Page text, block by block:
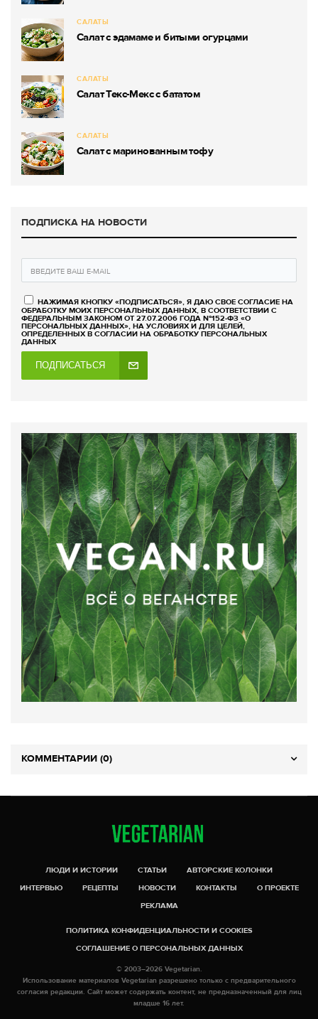
САЛАТЫ
Салат с эдамаме и битыми огурцами
САЛАТЫ
Салат Текс-Мекс с бататом
САЛАТЫ
Салат с маринованным тофу
ПОДПИСКА НА НОВОСТИ
НАЖИМАЯ КНОПКУ «ПОДПИСАТЬСЯ», Я ДАЮ СВОЕ СОГЛАСИЕ НА
ОБРАБОТКУ МОИХ ПЕРСОНАЛЬНЫХ ДАННЫХ, В СООТВЕТСТВИИ С
ФЕДЕРАЛЬНЫМ ЗАКОНОМ ОТ 27.07.2006 ГОДА №152-ФЗ «О
ПЕРСОНАЛЬНЫХ ДАННЫХ», НА УСЛОВИЯХ И ДЛЯ ЦЕЛЕЙ,
ОПРЕДЕЛЕННЫХ В СОГЛАСИИ НА ОБРАБОТКУ ПЕРСОНАЛЬНЫХ
ДАННЫХ
ПОДПИСАТЬСЯ
КОММЕНТАРИИ (0)
ЛЮДИ И ИСТОРИИ СТАТЬИ
АВТОРСКИЕ КОЛОНКИ
ИНТЕРВЬЮ
РЕЦЕПТЫ НОВОСТИ КОНТАКТЫ
О ПРОЕКТЕ
РЕКЛАМА
ПОЛИТИКА КОНФИДЕНЦИАЛЬНОСТИ И COOKIES
СОГЛАШЕНИЕ О ПЕРСОНАЛЬНЫХ ДАННЫХ
© 2003–2026 Vegetarian.
Использование материалов Vegetarian разрешено только с предварительного
согласия редакции. Сайт может содержать контент, не предназначенный для лиц
младше 16 лет.